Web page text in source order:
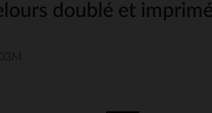
doublé et